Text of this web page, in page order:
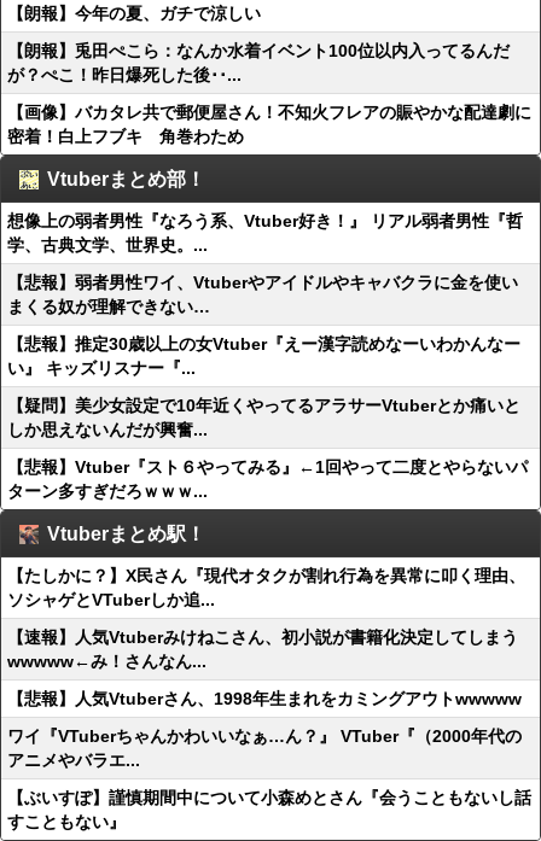
【朗報】今年の夏、ガチで涼しい
【朗報】兎田ぺこら：なんか水着イベント100位以内入ってるんだ
が？ぺこ！昨日爆死した後･･...
【画像】バカタレ共で郵便屋さん！不知火フレアの賑やかな配達劇に
密着！白上フブキ 角巻わため
Vtuberまとめ部！
想像上の弱者男性『なろう系、Vtuber好き！』 リアル弱者男性『哲
学、古典文学、世界史。...
【悲報】弱者男性ワイ、Vtuberやアイドルやキャバクラに金を使い
まくる奴が理解できない…
【悲報】推定30歳以上の女Vtuber『えー漢字読めなーいわかんなー
い』 キッズリスナー『...
【疑問】美少女設定で10年近くやってるアラサーVtuberとか痛いと
しか思えないんだが興奮...
【悲報】Vtuber『スト６やってみる』←1回やって二度とやらないパ
ターン多すぎだろｗｗｗ...
Vtuberまとめ駅！
【たしかに？】X民さん『現代オタクが割れ行為を異常に叩く理由、
ソシャゲとVTuberしか追...
【速報】人気Vtuberみけねこさん、初小説が書籍化決定してしまう
wwwww←み！さんなん...
【悲報】人気Vtuberさん、1998年生まれをカミングアウトwwwww
ワイ『VTuberちゃんかわいいなぁ…ん？』 VTuber『（2000年代の
アニメやバラエ...
【ぶいすぽ】謹慎期間中について小森めとさん『会うこともないし話
すこともない』